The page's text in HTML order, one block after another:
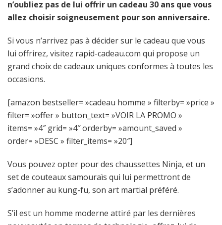
n’oubliez pas de lui offrir un cadeau 30 ans que vous
allez choisir soigneusement pour son anniversaire.
Si vous n’arrivez pas à décider sur le cadeau que vous
lui offrirez, visitez rapid-cadeau.com qui propose un
grand choix de cadeaux uniques conformes à toutes les
occasions.
[amazon bestseller= »cadeau homme » filterby= »price »
filter= »offer » button_text= »VOIR LA PROMO »
items= »4″ grid= »4″ orderby= »amount_saved »
order= »DESC » filter_items= »20″]
Vous pouvez opter pour des chaussettes Ninja, et un
set de couteaux samouraïs qui lui permettront de
s’adonner au kung-fu, son art martial préféré.
S’il est un homme moderne attiré par les dernières